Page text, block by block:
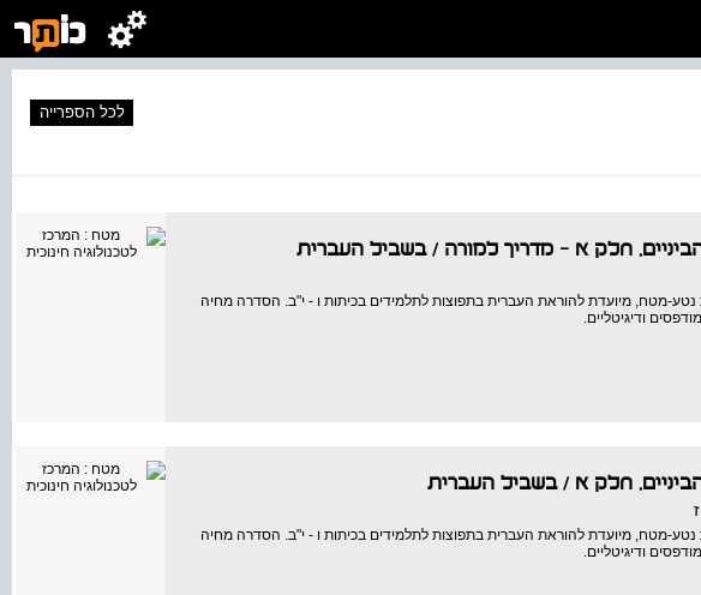
לכל הספרייה
/בשביל העברית
מטח, מיועדת להוראת העברית בתפוצות לתלמידים בכיתות ו - י"ב. הסדרה מחיה
ודיגיטליים.
/בשביל העברית
מטח, מיועדת להוראת העברית בתפוצות לתלמידים בכיתות ו - י"ב. הסדרה מחיה
ודיגיטליים.